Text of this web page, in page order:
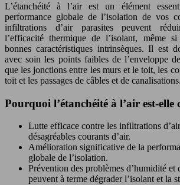
L’étanchéité à l’air est un élément
performance globale de l’isolation de vos
infiltrations d’air parasites peuvent
l’efficacité thermique de l’isolant, même
bonnes caractéristiques intrinsèques. Il est
avec soin les points faibles de l’enveloppe
que les jonctions entre les murs et le toit, les
toit et les passages de câbles et de canalisations.
Pourquoi l’étanchéité à l’air est-elle
Lutte efficace contre les infiltrations
désagréables courants d’air.
Amélioration significative de la
globale de l’isolation.
Prévention des problèmes d’humidité et
peuvent à terme dégrader l’isolant et la